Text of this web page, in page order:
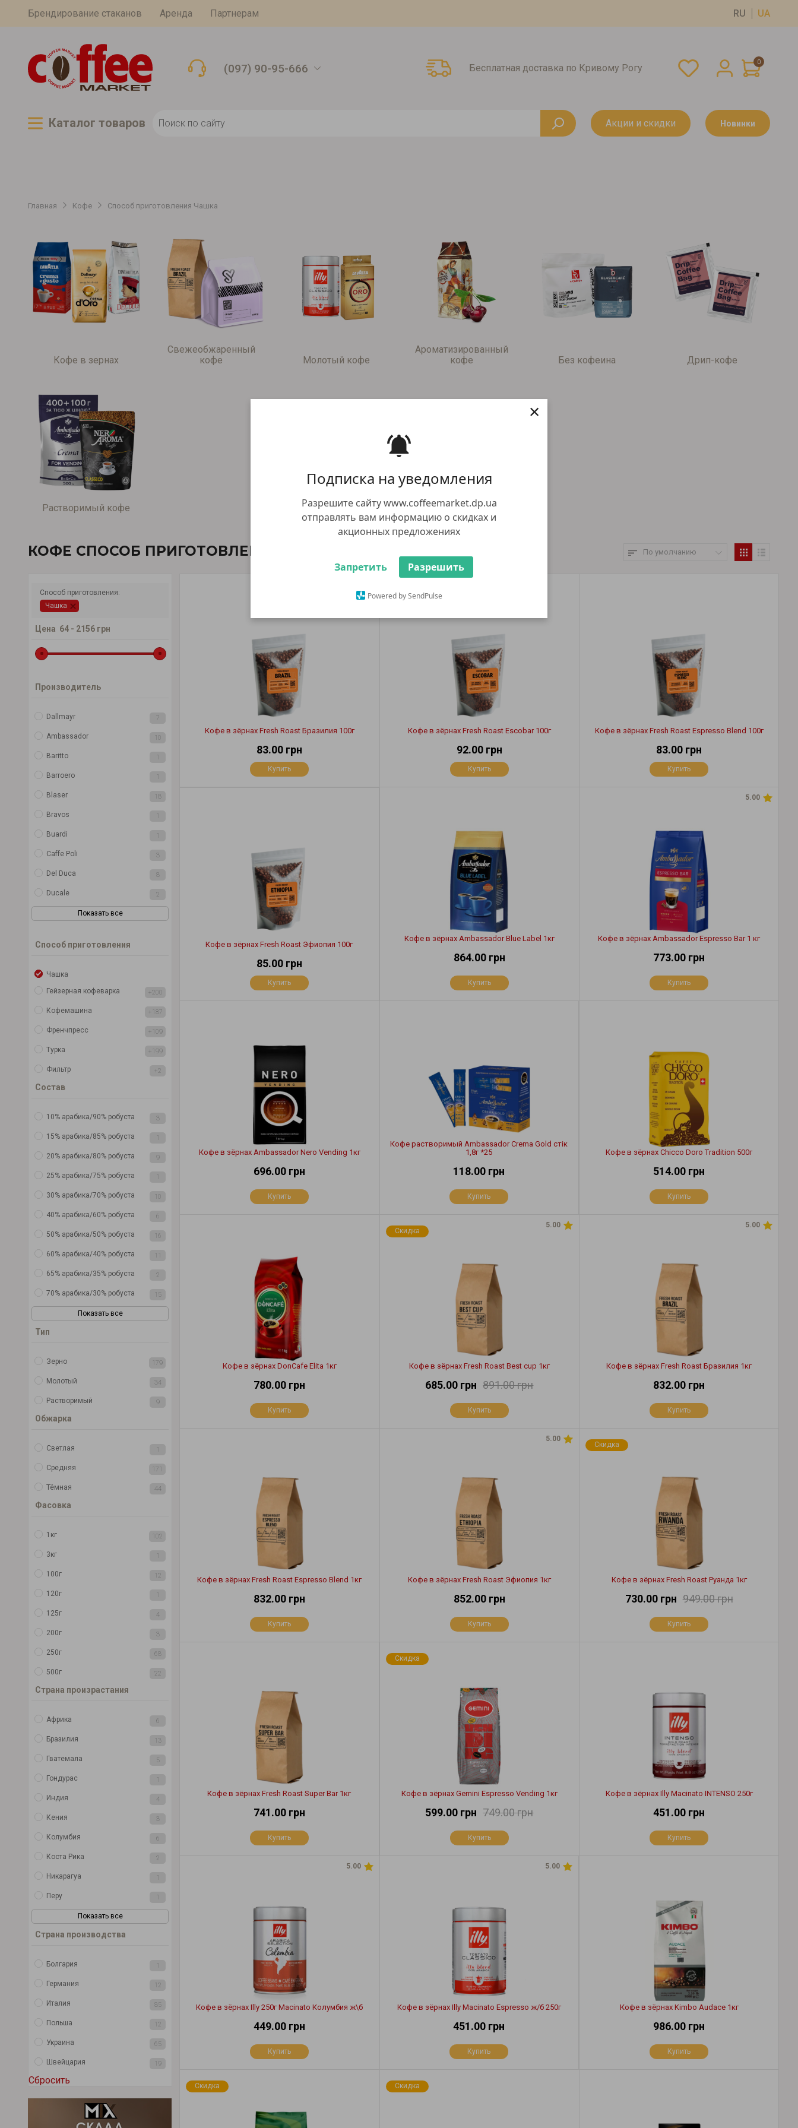
Подписка на уведомления
Разрешите сайту www.coffeemarket.dp.ua
отправлять вам информацию о скидках и
акционных предложениях
Запретить Разрешить
Powered by SendPulse
×
Брендирование стаканов Аренда Партнерам RU UA
(097) 90-95-666 Бесплатная доставка по Кривому Рогу
0
Каталог товаров Акции и скидки Новинки
Главная Кофе Способ приготовления Чашка
Кофе в зернах
Свежеобжаренный
кофе
Молотый кофе
Ароматизированный
кофе
Без кофеина Дрип-кофе
Растворимый кофе
КОФЕ СПОСОБ ПРИГОТОВЛЕНИЯ ЧАШКА По умолчанию
Способ приготовления:
Чашка
Цена 64 - 2156 грн
Производитель
Dallmayr 7
Ambassador 10
Baritto 1
Barroero 1
Blaser 18
Bravos 1
Buardi 1
Caffe Poli 3
Del Duca 8
Ducale 2
Показать все
Способ приготовления
Чашка
Гейзерная кофеварка
+200
Кофемашина +187
Френчпресс +109
Турка +199
Фильтр +2
Состав
10% арабика/90% робуста 3
15% арабика/85% робуста 1
20% арабика/80% робуста 9
25% арабика/75% робуста 1
30% арабика/70% робуста 10
40% арабика/60% робуста 6
50% арабика/50% робуста 16
60% арабика/40% робуста 11
65% арабика/35% робуста 2
70% арабика/30% робуста 15
Показать все
Тип
Зерно 179
Молотый 34
Растворимый 9
Обжарка
Светлая 1
Средняя 171
Тёмная 44
Фасовка
1кг 102
3кг 1
100г 12
120г 1
125г 4
200г 3
250г 68
500г 22
Страна произрастания
Африка 6
Бразилия 13
Гватемала 5
Гондурас 1
Индия 4
Кения 3
Колумбия 6
Коста Рика 2
Никарагуа 1
Перу 1
Показать все
Страна производства
Болгария 1
Германия 12
Италия 85
Польша 12
Украина 65
Швейцария 19
Сбросить
Кофе в зёрнах Fresh Roast Бразилия 100г
83.00 грн
Купить
Кофе в зёрнах Fresh Roast Escobar 100г
92.00 грн
Купить
Кофе в зёрнах Fresh Roast Espresso Blend 100г
83.00 грн
Купить
Кофе в зёрнах Fresh Roast Эфиопия 100г
85.00 грн
Купить
Кофе в зёрнах Ambassador Blue Label 1кг
864.00 грн
Купить
5.00
Кофе в зёрнах Ambassador Espresso Bar 1 кг
773.00 грн
Купить
Кофе в зёрнах Ambassador Nero Vending 1кг
696.00 грн
Купить
Кофе растворимый Ambassador Crema Gold стік
1,8г *25
118.00 грн
Купить
Кофе в зёрнах Chicco Doro Tradition 500г
514.00 грн
Купить
Кофе в зёрнах DonCafe Elita 1кг
780.00 грн
Купить
Скидка
5.00
Кофе в зёрнах Fresh Roast Best cup 1кг
685.00 грн 891.00 грн
Купить
5.00
Кофе в зёрнах Fresh Roast Бразилия 1кг
832.00 грн
Купить
Кофе в зёрнах Fresh Roast Espresso Blend 1кг
832.00 грн
Купить
5.00
Кофе в зёрнах Fresh Roast Эфиопия 1кг
852.00 грн
Купить
Скидка
Кофе в зёрнах Fresh Roast Руанда 1кг
730.00 грн 949.00 грн
Купить
Кофе в зёрнах Fresh Roast Super Bar 1кг
741.00 грн
Купить
Скидка
Кофе в зёрнах Gemini Espresso Vending 1кг
599.00 грн 749.00 грн
Купить
Кофе в зёрнах Illy Macinato INTENSO 250г
451.00 грн
Купить
5.00
Кофе в зёрнах Illy 250г Macinato Колумбия ж\б
449.00 грн
Купить
5.00
Кофе в зёрнах Illy Macinato Espresso ж/б 250г
451.00 грн
Купить
Кофе в зёрнах Kimbo Audace 1кг
986.00 грн
Купить
Скидка Скидка